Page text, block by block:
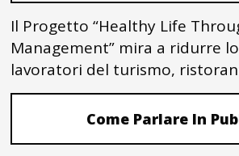
Il Progetto “Healthy Life
Management” mira a ridurre
lavoratori del turismo,
Come Parlare In